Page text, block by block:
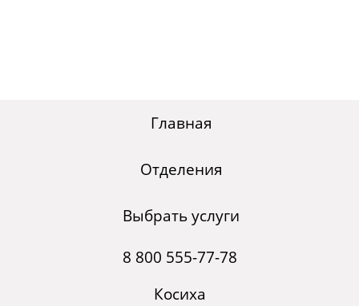
Главная
Отделения
Выбрать услуги
8 800 555-77-78
Косиха